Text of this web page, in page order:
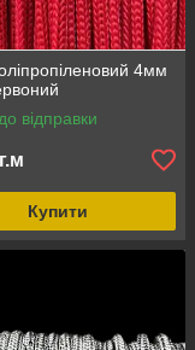
4мм
відправки
Купити